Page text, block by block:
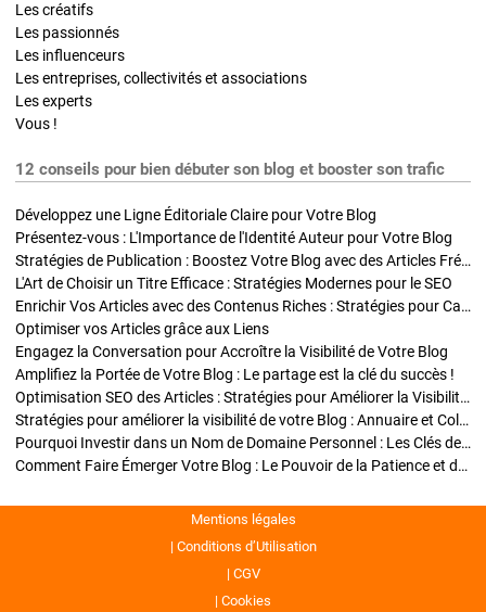
Les créatifs
Les passionnés
Les influenceurs
Les entreprises, collectivités et associations
Les experts
Vous !
12 conseils pour bien débuter son blog et booster son trafic
Développez une Ligne Éditoriale Claire pour Votre Blog
Présentez-vous : L'Importance de l'Identité Auteur pour Votre Blog
Stratégies de Publication : Boostez Votre Blog avec des Articles Fréquents et Exclusifs
L'Art de Choisir un Titre Efficace : Stratégies Modernes pour le SEO
Enrichir Vos Articles avec des Contenus Riches : Stratégies pour Captiver et Optimiser
Optimiser vos Articles grâce aux Liens
Engagez la Conversation pour Accroître la Visibilité de Votre Blog
Amplifiez la Portée de Votre Blog : Le partage est la clé du succès !
Optimisation SEO des Articles : Stratégies pour Améliorer la Visibilité de Votre Blog
Stratégies pour améliorer la visibilité de votre Blog : Annuaire et Collaborations
Pourquoi Investir dans un Nom de Domaine Personnel : Les Clés de la Réussite de Votre Blog
Comment Faire Émerger Votre Blog : Le Pouvoir de la Patience et de la Persévérance
Mentions légales
Conditions d’Utilisation
CGV
Cookies